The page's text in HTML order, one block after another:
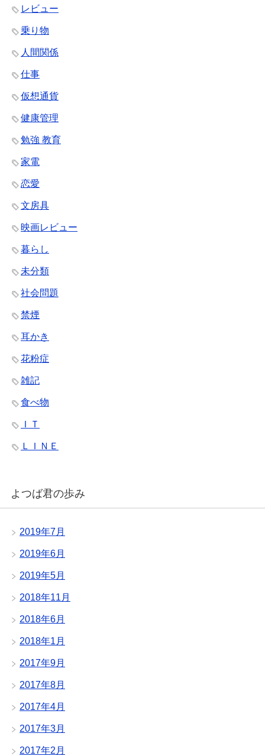
レビュー
乗り物
人間関係
仕事
仮想通貨
健康管理
勉強 教育
家電
恋愛
文房具
映画レビュー
暮らし
未分類
社会問題
禁煙
耳かき
花粉症
雑記
食べ物
ＩＴ
ＬＩＮＥ
よつば君の歩み
2019年7月
2019年6月
2019年5月
2018年11月
2018年6月
2018年1月
2017年9月
2017年8月
2017年4月
2017年3月
2017年2月